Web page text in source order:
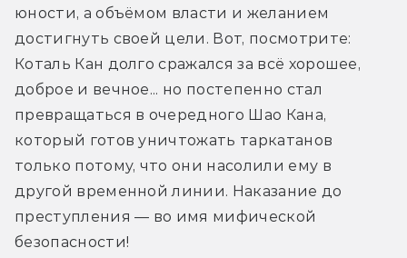
юности, а объёмом власти и желанием
достигнуть своей цели. Вот, посмотрите:
Коталь Кан долго сражался за всё хорошее,
доброе и вечное... но постепенно стал
превращаться в очередного Шао Кана,
который готов уничтожать таркатанов
только потому, что они насолили ему в
другой временной линии. Наказание до
преступления — во имя мифической
безопасности!